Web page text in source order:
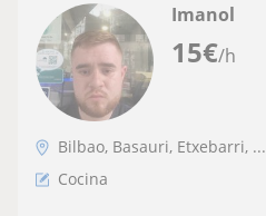
15€/h
Imanol
Bilbao, Basauri, Etxebarri, ...
Cocina